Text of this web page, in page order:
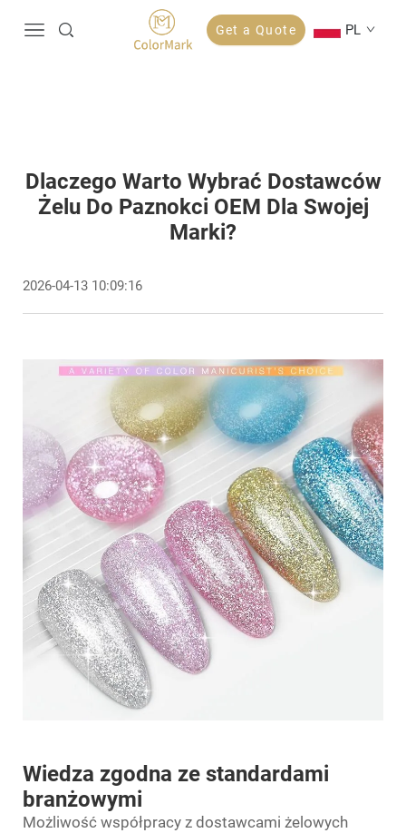
Get a Quote PL
Dlaczego Warto Wybrać Dostawców
Żelu Do Paznokci OEM Dla Swojej
Marki?
2026-04-13 10:09:16
Wiedza zgodna ze standardami
branżowymi
Możliwość współpracy z dostawcami żelowych